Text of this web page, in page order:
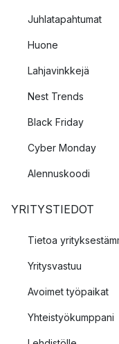
Juhlatapahtumat
Huone
Lahjavinkkejä
Nest Trends
Black Friday
Cyber Monday
Alennuskoodi
YRITYSTIEDOT
Tietoa
Yritysvastuu
Avoimet työpaikat
Yhteistyökumppani